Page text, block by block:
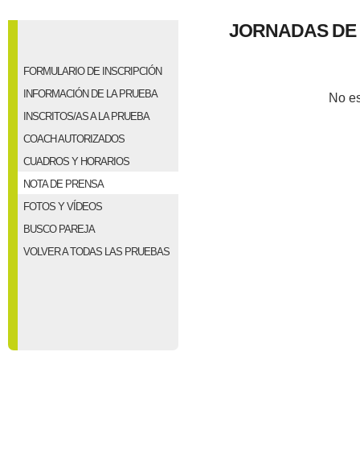
FORMULARIO DE INSCRIPCIÓN
INFORMACIÓN DE LA PRUEBA
INSCRITOS/AS A LA PRUEBA
COACH AUTORIZADOS
CUADROS Y HORARIOS
NOTA DE PRENSA
FOTOS Y VÍDEOS
BUSCO PAREJA
VOLVER A TODAS LAS PRUEBAS
JORNADAS DE
No